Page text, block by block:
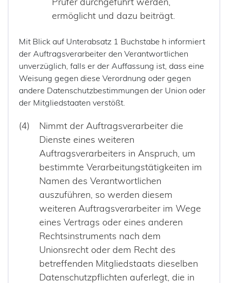
ermöglicht und dazu beiträgt.
Mit Blick auf Unterabsatz 1 Buchstabe h informiert
der Auftragsverarbeiter den Verantwortlichen
unverzüglich, falls er der Auffassung ist, dass eine
Weisung gegen diese Verordnung oder gegen
andere Datenschutzbestimmungen der Union oder
der Mitgliedstaaten verstößt.
Nimmt der Auftragsverarbeiter die
Dienste eines weiteren
Auftragsverarbeiters in Anspruch, um
bestimmte Verarbeitungstätigkeiten im
Namen des Verantwortlichen
auszuführen, so werden diesem
weiteren Auftragsverarbeiter im Wege
eines Vertrags oder eines anderen
Rechtsinstruments nach dem
Unionsrecht oder dem Recht des
betreffenden Mitgliedstaats dieselben
Datenschutzpflichten auferlegt, die in